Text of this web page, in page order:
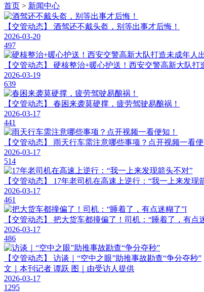
首页 > 新闻中心
【交管动态】
酒驾还不戴头盔，别等出事才后悔！
2026-03-20
497
【交管动态】
硬核整治+暖心护送！西安交警高新大队打
2026-03-19
639
【交管动态】
春困来袭莫硬撑，疲劳驾驶易酿祸！
2026-03-17
441
【交管动态】
雨天行车需注意哪些事项？点开视频一看便
2026-03-17
514
【交管动态】
17年老司机在高速上逆行：“我一上来发现
2026-03-17
461
【交管动态】
把大货车都撞偏了！司机：“睡着了，有点
2026-03-17
486
【交管动态】
访谈｜“空中之眼”助推事故勘查“争分夺秒”
文｜本刊记者 谭跃 图｜由受访人提供
2026-03-17
1295